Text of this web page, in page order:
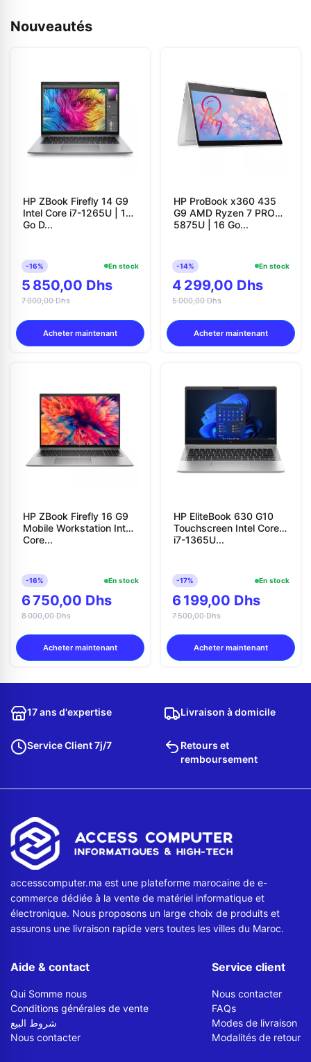
Nouveautés
HP ZBook Firefly 14 G9
Intel Core i7-1265U | 16
Go D...
-16% En stock
5 850,00 Dhs
7 000,00 Dhs
Acheter maintenant
HP ProBook x360 435
G9 AMD Ryzen 7 PRO
5875U | 16 Go...
-14% En stock
4 299,00 Dhs
5 000,00 Dhs
Acheter maintenant
HP ZBook Firefly 16 G9
Mobile Workstation Intel
Core...
-16% En stock
6 750,00 Dhs
8 000,00 Dhs
Acheter maintenant
HP EliteBook 630 G10
Touchscreen Intel Core
i7-1365U...
-17% En stock
6 199,00 Dhs
7 500,00 Dhs
Acheter maintenant
17 ans d'expertise Livraison à domicile
Service Client 7j/7
Retours et
remboursement
accesscomputer.ma est une plateforme marocaine de e-
commerce dédiée à la vente de matériel informatique et
électronique. Nous proposons un large choix de produits et
assurons une livraison rapide vers toutes les villes du Maroc.
Aide & contact
Qui Somme nous
Conditions générales de vente
شروط البيع
Nous contacter
Service client
Nous contacter
FAQs
Modes de livraison
Modalités de retour